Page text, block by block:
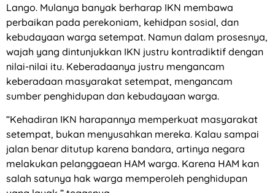
Lango. Mulanya banyak berharap IKN membawa
perbaikan pada perekoniam, kehidpan sosial, dan
kebudayaan warga setempat. Namun dalam prosesnya,
wajah yang dintunjukkan IKN justru kontradiktif dengan
nilai-nilai itu. Keberadaanya justru mengancam
keberadaan masyarakat setempat, mengancam
sumber penghidupan dan kebudayaan warga.
“Kehadiran IKN harapannya memperkuat masyarakat
setempat, bukan menyusahkan mereka. Kalau sampai
jalan benar ditutup karena bandara, artinya negara
melakukan pelanggaean HAM warga. Karena HAM kan
salah satunya hak warga memperoleh penghidupan